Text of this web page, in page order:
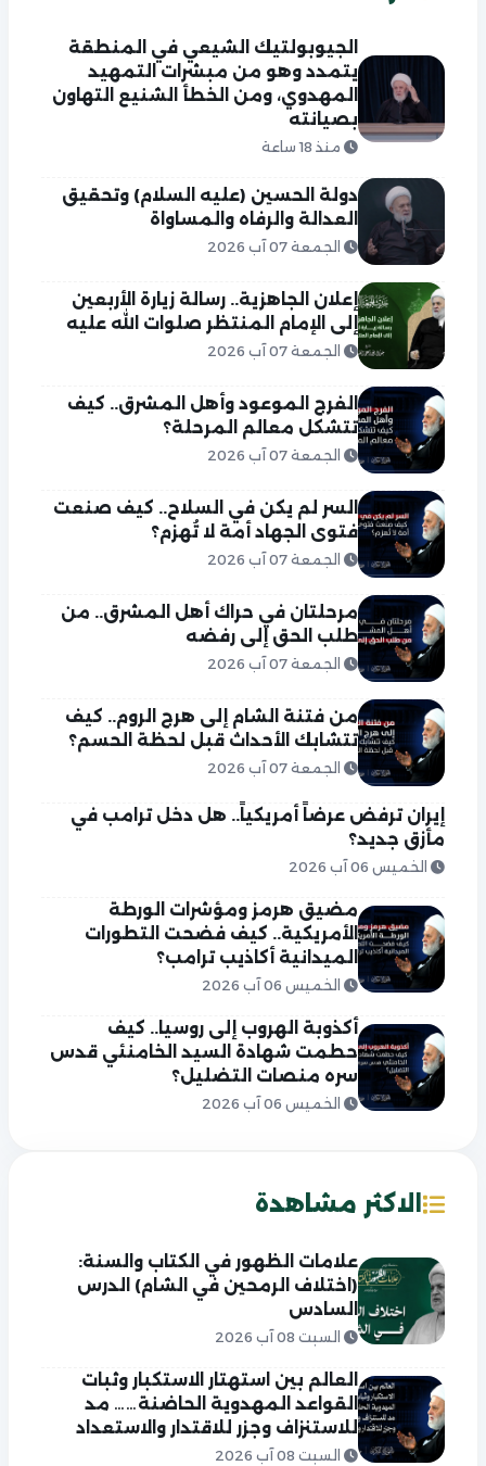
الجيوبولتيك الشيعي في المنطقة
يتمدد وهو من مبشرات التمهيد
المهدوي، ومن الخطأ الشنيع التهاون
بصيانته
منذ 18 ساعة
دولة الحسين (عليه السلام) وتحقيق
العدالة والرفاه والمساواة
الجمعة 07 آب 2026
إعلان الجاهزية.. رسالة زيارة الأربعين
إلى الإمام المنتظر صلوات الله عليه
الجمعة 07 آب 2026
الفرج الموعود وأهل المشرق.. كيف
تتشكل معالم المرحلة؟
الجمعة 07 آب 2026
السر لم يكن في السلاح.. كيف صنعت
فتوى الجهاد أمة لا تُهزم؟
الجمعة 07 آب 2026
مرحلتان في حراك أهل المشرق.. من
طلب الحق إلى رفضه
الجمعة 07 آب 2026
من فتنة الشام إلى هرج الروم.. كيف
تتشابك الأحداث قبل لحظة الحسم؟
الجمعة 07 آب 2026
إيران ترفض عرضاً أمريكياً.. هل دخل ترامب في
مأزق جديد؟
الخميس 06 آب 2026
مضيق هرمز ومؤشرات الورطة
الأمريكية.. كيف فضحت التطورات
الميدانية أكاذيب ترامب؟
الخميس 06 آب 2026
أكذوبة الهروب إلى روسيا.. كيف
حطمت شهادة السيد الخامنئي قدس
سره منصات التضليل؟
الخميس 06 آب 2026
الاكثر مشاهدة
علامات الظهور في الكتاب والسنة:
(اختلاف الرمحين في الشام) الدرس
السادس
السبت 08 آب 2026
العالم بين استهتار الاستكبار وثبات
القواعد المهدوية الحاضنة…… مد
للاستنزاف وجزر للاقتدار والاستعداد
السبت 08 آب 2026